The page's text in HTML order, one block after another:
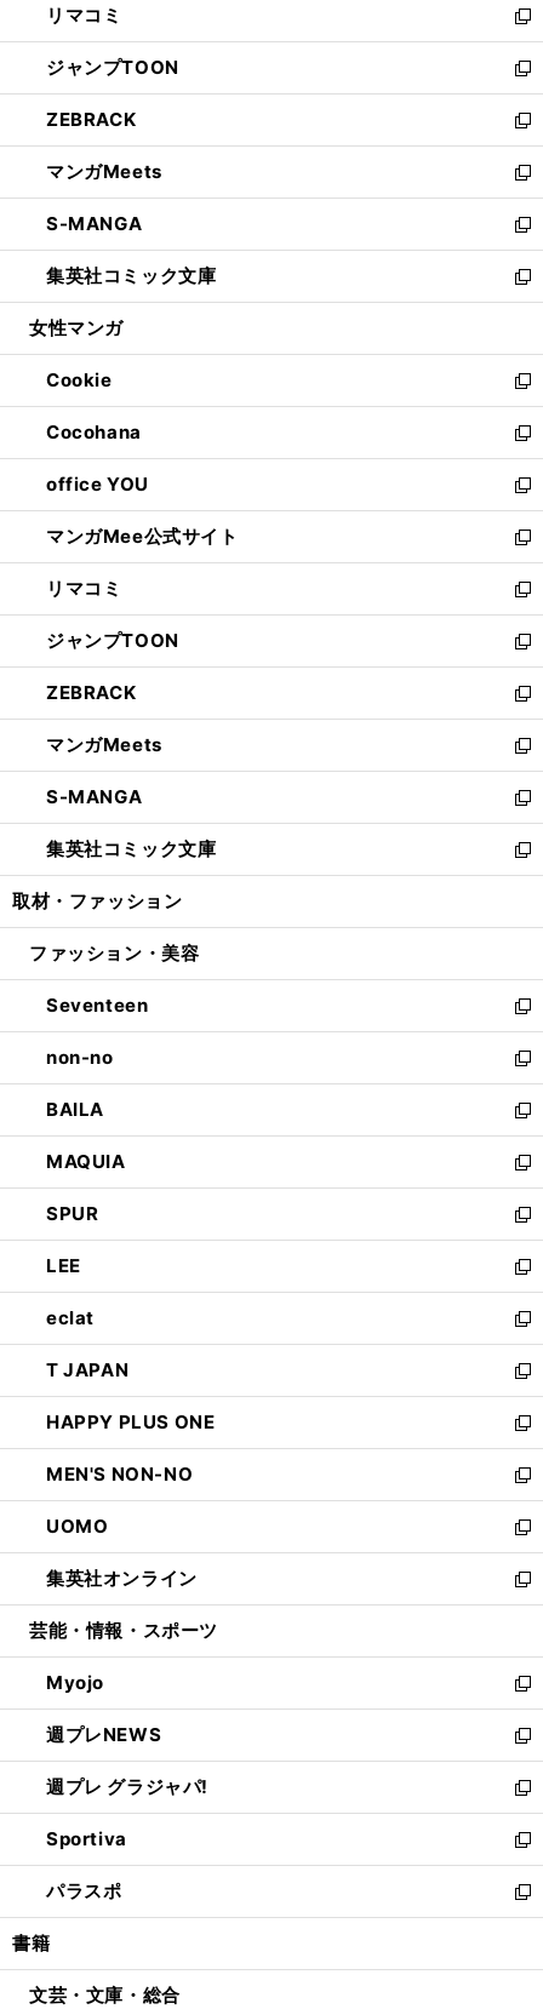
で
開
く
ド
ウ
で
開
く
ィ
ン
ド
ウ
で
開
く
い
ウ
ィ
ン
ド
ウ
で
開
く
リマコミ
新
し
い
ウ
ィ
ン
ド
ウ
で
開
く
ジャンプTOON
新
し
い
ウ
ィ
ン
ド
ウ
で
開
ZEBRACK
新
し
い
ウ
ィ
ン
ド
ウ
開
く
マンガMeets
新
し
い
ウ
ィ
ン
ウ
で
開
く
S-MANGA
新
し
い
ウ
ン
ド
ウ
で
開
く
集英社コミック文庫
新
し
ウ
ィ
ン
ド
ウ
で
開
く
女性マンガ
Cookie
新
し
い
ウ
ィ
ン
ド
ウ
で
開
く
Cocohana
新
し
い
ウ
ィ
ン
ド
ウ
で
開
く
office YOU
新
し
い
ウ
ィ
ン
ド
ウ
で
開
く
マンガMee公式サイト
新
し
い
ウ
ィ
ン
ド
ウ
で
開
く
リマコミ
新
し
い
ウ
ィ
ン
ド
ウ
で
開
く
ジャンプTOON
新
し
い
ウ
ィ
ン
ド
ウ
で
開
ZEBRACK
新
し
い
ウ
ィ
ン
ド
ウ
開
マンガMeets
新
し
い
ウ
ィ
ン
ウ
開
く
S-MANGA
新
し
い
ウ
ン
ウ
で
開
く
集英社コミック文庫
新
し
ウ
ン
ド
ウ
で
開
く
取材・ファッション
ファッション・美容
Seventeen
新
し
い
ウ
ィ
ン
ド
ウ
で
開
く
non-no
新
し
い
ウ
ィ
ン
ド
ウ
で
開
く
BAILA
新
し
い
ウ
ィ
ン
ド
ウ
で
開
く
MAQUIA
新
し
い
ウ
ィ
ン
ド
ウ
で
開
く
SPUR
新
し
い
ウ
ィ
ン
ド
ウ
で
開
く
LEE
新
し
い
ウ
ィ
ン
ド
ウ
で
開
く
eclat
新
し
い
ウ
ィ
ン
ド
ウ
で
開
く
T JAPAN
新
し
い
ウ
ィ
ン
ド
ウ
で
開
HAPPY PLUS ONE
新
し
い
ウ
ィ
ン
ド
ウ
開
く
MEN'S NON-NO
新
し
い
ウ
ィ
ン
ウ
で
開
く
UOMO
新
し
い
ウ
ン
ド
ウ
で
開
く
集英社オンライン
新
し
ウ
ィ
ン
ド
ウ
で
開
く
芸能・情報・スポーツ
Myojo
新
し
い
ウ
ィ
ン
ド
ウ
で
開
週プレNEWS
新
し
い
ウ
ィ
ン
ド
ウ
開
週プレ グラジャパ!
新
し
い
ウ
ィ
ン
ウ
Sportiva
新
し
い
ウ
ン
パラスポ
新
し
ウ
書籍
文芸・文庫・総合